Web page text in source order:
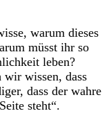
warum dieses
müsst ihr so
leben?
wissen, dass
dass der wahre
steht“.